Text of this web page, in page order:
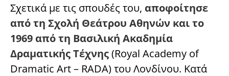
Σχετικά με τις σπουδές του, αποφοίτησε
από τη Σχολή Θεάτρου Αθηνών και το
1969 από τη Βασιλική Ακαδημία
Δραματικής Τέχνης(Royal Academy of
Dramatic Art – RADA) του Λονδίνου. Κατά